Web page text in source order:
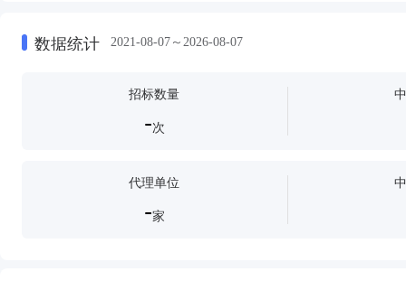
数据统计 2021-08-07～2026-08-07
招标数量
-次
代理单位
-家